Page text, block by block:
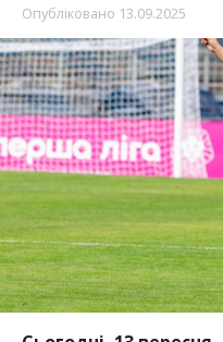
Опубліковано 13.09.2025